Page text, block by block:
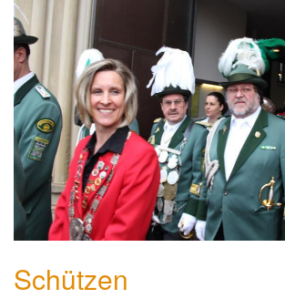
Schützen